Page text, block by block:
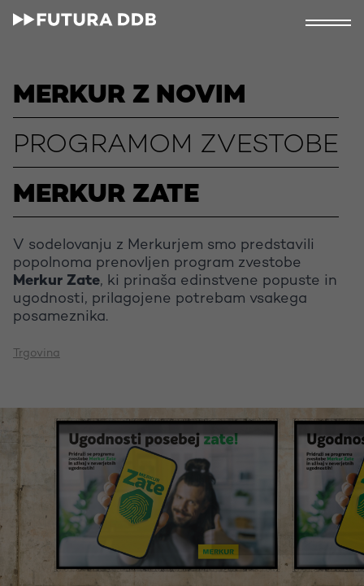
MERKUR Z NOVIM
PROGRAMOM ZVESTOBE
MERKUR ZATE
V sodelovanju z Merkurjem smo predstavili
popolnoma prenovljen program zvestobe
Merkur Zate, ki prinaša edinstvene popuste in
ugodnosti, prilagojene potrebam vsakega
posameznika.
Trgovina